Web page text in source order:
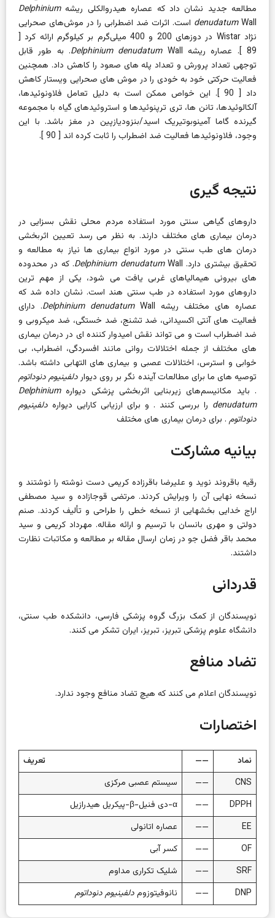
مطالعه جدید نشان داد که عصاره هیدروالکلی ریشهDelphinium
denudatum Wall است. اثرات ضد اضطرابی را در موش‌های صحرایی
نژاد Wistar در دوزهای 200 و 400 میلی‌گرم بر کیلوگرم ارائه کرد [
89]. عصاره ریشه Delphinium denudatumWall. به طور قابل
توجهی تعداد پرورش و تعداد پله های صعود را کاهش داد. همچنین
فعالیت حرکتی خود به خودی را در موش های صحرایی ویستار کاهش
داد [ 90]. این خواص ممکن است به دلیل تعامل فلاونوئیدها،
آلکالوئیدها، تانن ها، تری ترپنوئیدها و استروئیدهای گیاه با مجموعه
گیرنده گاما آمینوبوتیریک اسید/بنزودیازپین در مغز باشد. با این
وجود، فلاونوئیدها فعالیت ضد اضطراب را ثابت کرده اند [ 90
].
نتیجه گیری
داروهای گیاهی سنتی مورد استفاده مردم محلی نقش بسزایی در
درمان بیماری های مختلف دارند. به نظر می رسد تعیین اثربخشی
درمان های طب سنتی در مورد انواع بیماری ها نیاز به مطالعه و
تحقیق بیشتری دارد.
Delphinium denudatumWall. که در محدوده
های بیرونی هیمالیاهای غربی یافت می شود، یکی از مهم ترین
داروهای مورد استفاده در طب سنتی هند است. نشان داده شد که
عصاره های مختلف ریشه
Delphinium denudatumWall. دارای
فعالیت های آنتی اکسیدانی، ضد تشنج، ضد خستگی، ضد میکروبی و
ضد اضطراب است و می تواند نقش امیدوار کننده ای در درمان بیماری
های مختلف از جمله اختلالات روانی مانند افسردگی، اضطراب، بی
خوابی و استرس، اختلالات عصبی و بیماری های التهابی داشته باشد.
توصیه های ما برای مطالعات آینده نگر بر روی دیواردلفینیوم دنوداتوم
. باید مکانیسم‌های زیربنایی اثربخشی پزشکی دیوارهDelphinium
denudatum را بررسی کنند . و برای ارزیابی کارایی دیواره دلفینیوم
دنوداتوم . برای درمان بیماری های مختلف
بیانیه مشارکت
رقیه باقروند نوید و علیرضا باقرزاده کریمی دست نوشته را نوشتند و
نسخه نهایی آن را ویرایش کردند. مرتضی قوجازاده و سید مصطفی
اراج خدایی بخشهایی از نسخه خطی را طراحی و تألیف کردند. صنم
دولتی و مهری بانسان با ترسیم و ارائه مقاله. مهرداد کریمی و سید
محمد باقر فضل جو در زمان ارسال مقاله بر مطالعه و مکاتبات نظارت
داشتند.
قدردانی
نویسندگان از کمک بزرگ گروه پزشکی فارسی، دانشکده طب سنتی،
دانشگاه علوم پزشکی تبریز، تبریز، ایران تشکر می کنند.
تضاد منافع
نویسندگان اعلام می کنند که هیچ تضاد منافع وجود ندارد.
اختصارات
نماد ——
تعریف
CNS
——
سیستم عصبی مرکزی
DPPH
——
α-دی فنیل-β-پیکریل هیدرازیل
EE
——
عصاره اتانولی
OF
——
کسر آبی
SRF
——
شلیک تکراری مداوم
DNP
—— نانوفیتوزومدلفینیوم دنوداتوم